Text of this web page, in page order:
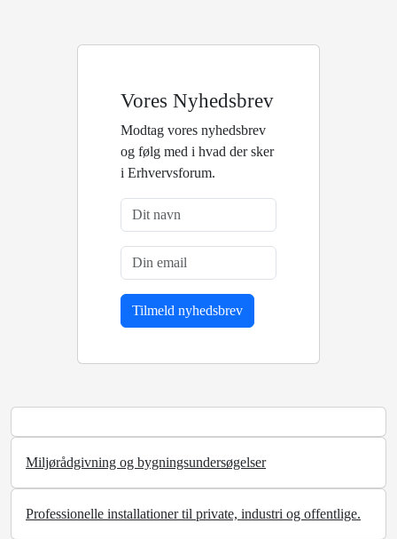
Vores Nyhedsbrev
Modtag vores nyhedsbrev
og følg med i hvad der sker
i Erhvervsforum.
Miljørådgivning og bygningsundersøgelser
Professionelle installationer til private, industri og offentlige.